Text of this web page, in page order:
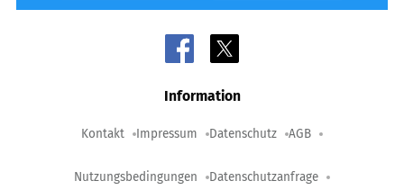
Information
Kontakt Impressum Datenschutz AGB
Nutzungsbedingungen Datenschutzanfrage